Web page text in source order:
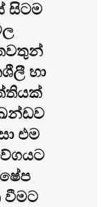
සිටම
හා
එම
වීමට